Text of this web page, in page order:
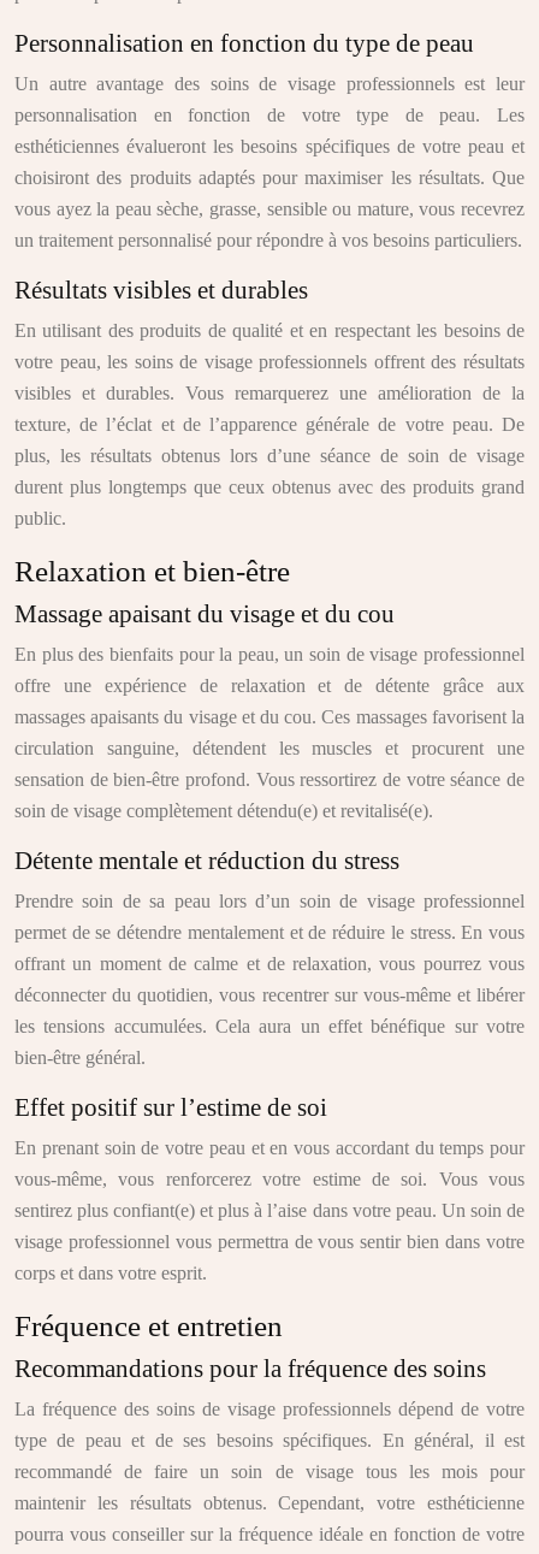
Personnalisation en fonction du type de peau
Un autre avantage des soins de visage professionnels est leur
personnalisation en fonction de votre type de peau. Les
esthéticiennes évalueront les besoins spécifiques de votre peau et
choisiront des produits adaptés pour maximiser les résultats. Que
vous ayez la peau sèche, grasse, sensible ou mature, vous recevrez
un traitement personnalisé pour répondre à vos besoins particuliers.
Résultats visibles et durables
En utilisant des produits de qualité et en respectant les besoins de
votre peau, les soins de visage professionnels offrent des résultats
visibles et durables. Vous remarquerez une amélioration de la
texture, de l’éclat et de l’apparence générale de votre peau. De
plus, les résultats obtenus lors d’une séance de soin de visage
durent plus longtemps que ceux obtenus avec des produits grand
public.
Relaxation et bien-être
Massage apaisant du visage et du cou
En plus des bienfaits pour la peau, un soin de visage professionnel
offre une expérience de relaxation et de détente grâce aux
massages apaisants du visage et du cou. Ces massages favorisent la
circulation sanguine, détendent les muscles et procurent une
sensation de bien-être profond. Vous ressortirez de votre séance de
soin de visage complètement détendu(e) et revitalisé(e).
Détente mentale et réduction du stress
Prendre soin de sa peau lors d’un soin de visage professionnel
permet de se détendre mentalement et de réduire le stress. En vous
offrant un moment de calme et de relaxation, vous pourrez vous
déconnecter du quotidien, vous recentrer sur vous-même et libérer
les tensions accumulées. Cela aura un effet bénéfique sur votre
bien-être général.
Effet positif sur l’estime de soi
En prenant soin de votre peau et en vous accordant du temps pour
vous-même, vous renforcerez votre estime de soi. Vous vous
sentirez plus confiant(e) et plus à l’aise dans votre peau. Un soin de
visage professionnel vous permettra de vous sentir bien dans votre
corps et dans votre esprit.
Fréquence et entretien
Recommandations pour la fréquence des soins
La fréquence des soins de visage professionnels dépend de votre
type de peau et de ses besoins spécifiques. En général, il est
recommandé de faire un soin de visage tous les mois pour
maintenir les résultats obtenus. Cependant, votre esthéticienne
pourra vous conseiller sur la fréquence idéale en fonction de votre